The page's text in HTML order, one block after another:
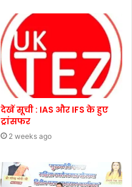
देखें सूची : IAS और IFS के हुए
ट्रांसफर
2 weeks ago